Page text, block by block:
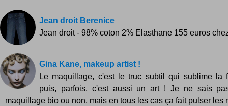
Jean droit Berenice
Jean droit - 98% coton 2% Elasthane 155 euros
Gina Kane, makeup artist !
Le maquillage, c'est le truc subtil qui sublime la
puis, parfois, c'est aussi un art ! Je ne sais
maquillage bio ou non, mais en tous les cas ça fait pulser les